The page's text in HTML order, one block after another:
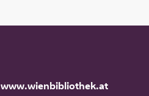
www.wienbibliothek.at